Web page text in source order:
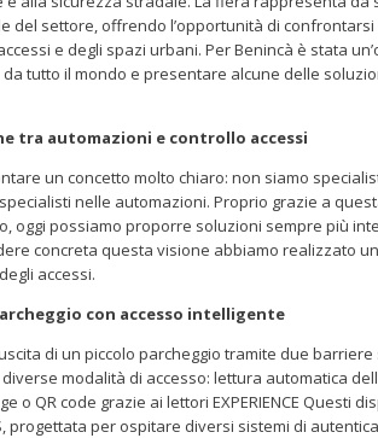
settore, offrendo l’opportunità di
e degli spazi urbani. Per Benincà è stata
tutto il mondo e presentare alcune delle
tra automazioni e controllo accessi
un concetto molto chiaro: non siamo
nelle automazioni. Proprio grazie a
oggi possiamo proporre soluzioni sempre più
concreta questa visione abbiamo realizzato
accessi.
con accesso intelligente
di un piccolo parcheggio tramite due barriere
modalità di accesso: lettura automatica
o QR code grazie ai lettori EXPERIENCE Questi
progettata per ospitare diversi sistemi di